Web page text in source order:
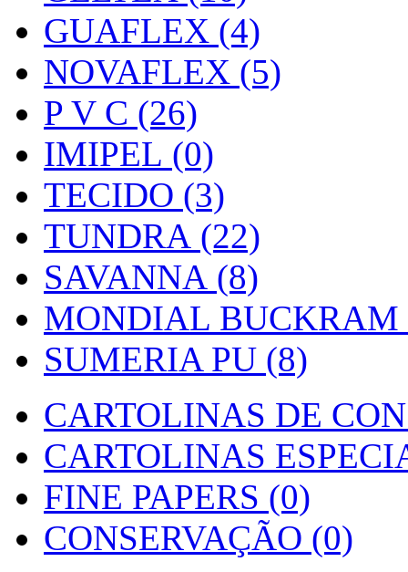
GUAFLEX (4)
NOVAFLEX (5)
P V C (26)
IMIPEL (0)
TECIDO (3)
TUNDRA (22)
SAVANNA (8)
MONDIAL BUCKRAM
SUMERIA PU (8)
CARTOLINAS DE
CARTOLINAS
FINE PAPERS (0)
CONSERVAÇÃO (0)